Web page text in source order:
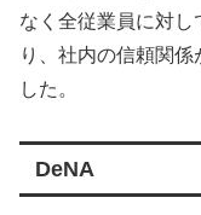
なく全従業員に対し
り、社内の信頼関
した。
DeNA